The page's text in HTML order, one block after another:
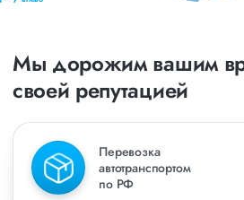
Мы дорожим вашим
своей репутацией
Перевозка
автотранспортом
по РФ